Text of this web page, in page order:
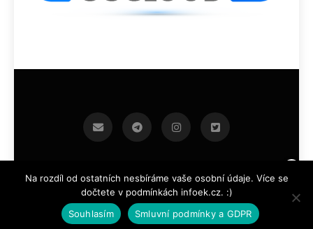
infoek.cz 2026.Developed By BlazeThemes .
Na rozdíl od ostatních nesbíráme vaše osobní údaje. Více se
dočtete v podmínkách infoek.cz. :)
Souhlasím
Smluvní podmínky a GDPR